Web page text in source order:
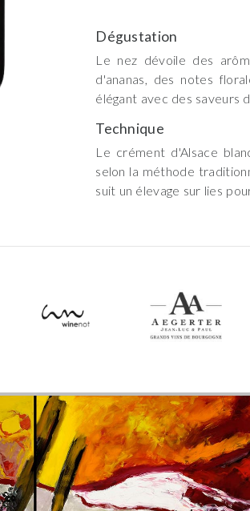
Dégustation
Le nez dévoile des
d'ananas, des notes
élégant avec des saveurs
Technique
Le crément d'Alsace
selon la méthode
suit un élevage sur lies